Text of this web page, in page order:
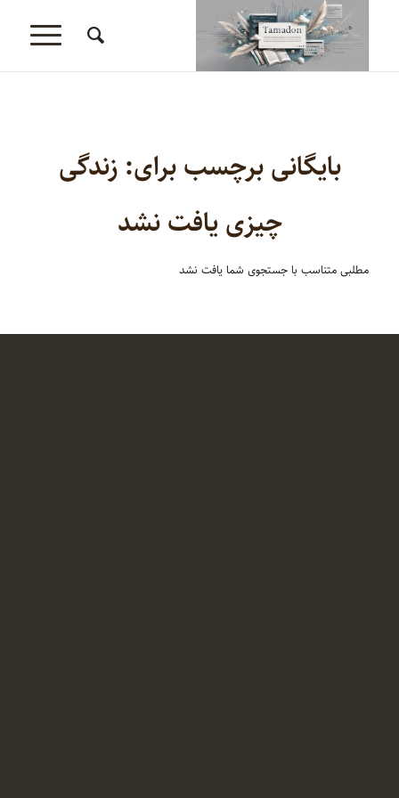
بایگانی برچسب برای:زندگی
چیزی یافت نشد
مطلبی متناسب با جستجوی شما یافت نشد